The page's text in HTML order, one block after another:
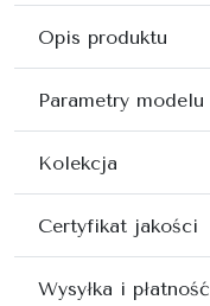
Opis produktu
Parametry modelu
Kolekcja
Certyfikat jakości
Wysyłka i płatność